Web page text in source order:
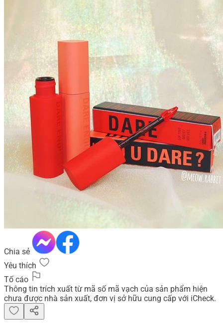
Chia sẻ
Yêu thích
Tố cáo
Thông tin trích xuất từ mã số mã vạch của sản phẩm hiện
chưa được nhà sản xuất, đơn vị sở hữu cung cấp với iCheck.